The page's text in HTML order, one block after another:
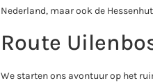
Nederland, maar ook de
Route
We starten ons avontuur op het